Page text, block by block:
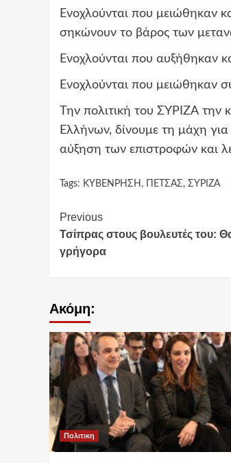
Ενοχλούνται που μειώθηκαν
σηκώνουν το βάρος των
Ενοχλούνται που αυξήθηκαν
Ενοχλούνται που μειώθηκαν
Την πολιτική του ΣΥΡΙΖΑ
Ελλήνων, δίνουμε τη μάχη
αύξηση των επιστροφών και
Tags: ΚΥΒΕΝΡΗΣΗ , ΠΕΤΣΑΣ, ΣΥΡΙΖΑ
Continue
Reading
Previous
Τσίπρας στους βουλευτές του:
γρήγορα
Ακόμη:
Πολιτικη